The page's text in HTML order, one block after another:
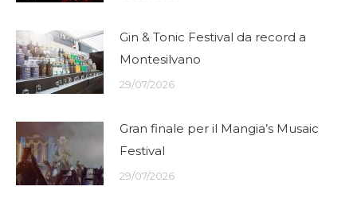
Gin & Tonic Festival da record a
Montesilvano
29/07/2026
Gran finale per il Mangia’s Musaic
Festival
29/07/2026